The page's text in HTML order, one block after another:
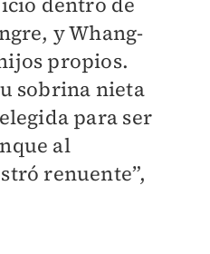
y Whang-
propios.
sobrina nieta
para ser
al
renuente”,